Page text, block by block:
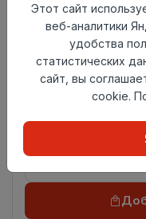
Толщина
защитного
0,60мм
АктуальностьАктуален
Страна
происхождения
Россия
19.3 пог.
Этот сайт
веб-аналитики
удобства
статистических
сайт, вы
cookie.